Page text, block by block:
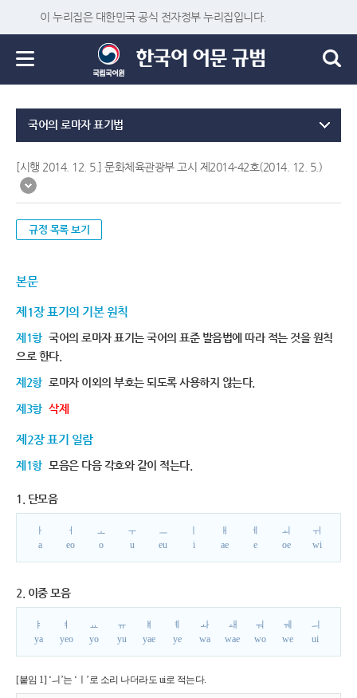
이 누리집은 대한민국 공식 전자정부 누리집입니다.
국어의 로마자 표기법
[시행 2014. 12. 5.] 문화체육관광부 고시 제2014-42호(2014. 12. 5.)
규정 목록 보기
본문
제1장 표기의 기본 원칙
제1항 국어의 로마자 표기는 국어의 표준 발음법에 따라 적는 것을 원칙
으로 한다.
제2항 로마자 이외의 부호는 되도록 사용하지 않는다.
제3항 삭제
제2장 표기 일람
제1항 모음은 다음 각호와 같이 적는다.
1. 단모음
ㅏ
a
ㅓ
eo
ㅗ
o
ㅜ
u
ㅡ
eu
i
ㅐ
ae
ㅔ
e
ㅚ
oe
ㅟ
wi
2. 이중 모음
ㅑ
ya
ㅕ
yeo
ㅛ
yo
ㅠ
yu
ㅒ
yae
ㅖ
ye
ㅘ
wa
ㅙ
wae
ㅝ
wo
ㅞ
we
ㅢ
ui
[붙임 1] ‘ㅢ’는 ‘ㅣ’로 소리 나더라도 ui로 적는다.